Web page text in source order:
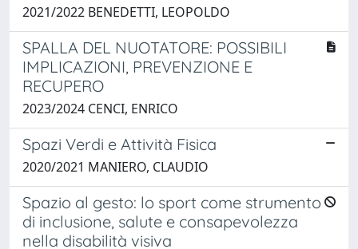
2021/2022 BENEDETTI, LEOPOLDO
SPALLA DEL NUOTATORE: POSSIBILI
IMPLICAZIONI, PREVENZIONE E
RECUPERO
2023/2024 CENCI, ENRICO
Spazi Verdi e Attività Fisica
2020/2021 MANIERO, CLAUDIO
Spazio al gesto: lo sport come strumento
di inclusione, salute e consapevolezza
nella disabilità visiva